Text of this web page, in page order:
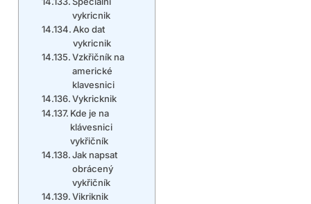
vykricnik
Ako dat
vykricnik
Vzkřičník na
americké
klavesnici
Vykricknik
Kde je na
klávesnici
vykřičník
Jak napsat
obrácený
vykřičník
Vikriknik